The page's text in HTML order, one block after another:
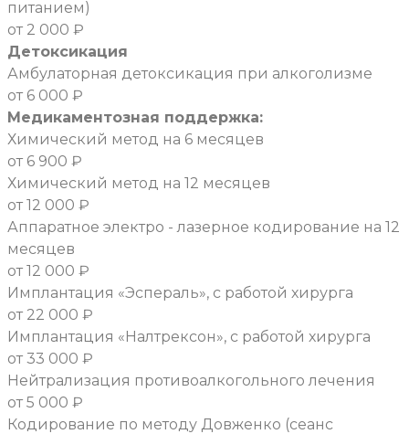
питанием)
от 2 000 ₽
Детоксикация
Амбулаторная детоксикация при алкоголизме
от 6 000 ₽
Медикаментозная поддержка:
Химический метод на 6 месяцев
от 6 900 ₽
Химический метод на 12 месяцев
от 12 000 ₽
Аппаратное электро - лазерное кодирование на 12
месяцев
от 12 000 ₽
Имплантация «Эспераль», с работой хирурга
от 22 000 ₽
Имплантация «Налтрексон», с работой хирурга
от 33 000 ₽
Нейтрализация противоалкогольного лечения
от 5 000 ₽
Кодирование по методу Довженко (сеанс